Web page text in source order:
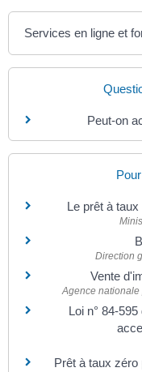
Services en ligne et
Peut-on
Le prêt à
Direction
Vente
Agence
Loi n° 84-
Prêt à taux zéro